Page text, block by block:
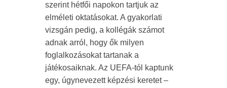
szerint hétfői napokon tartjuk az
elméleti oktatásokat. A gyakorlati
vizsgán pedig, a kollégák számot
adnak arról, hogy ők milyen
foglalkozásokat tartanak a
játékosaiknak. Az UEFA-tól kaptunk
egy, úgynevezett képzési keretet –